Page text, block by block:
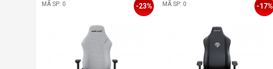
MÃ SP: 0 -23% MÃ SP: 0 -17%